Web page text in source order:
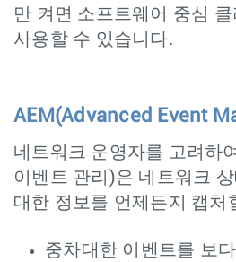
만 켜면 소프트웨어 중심
사용할 수 있습니다.
AEM(Advanced Event
네트워크 운영자를 고려하
이벤트 관리)은 네트워크
대한 정보를 언제든지 캡처
중차대한 이벤트를 보